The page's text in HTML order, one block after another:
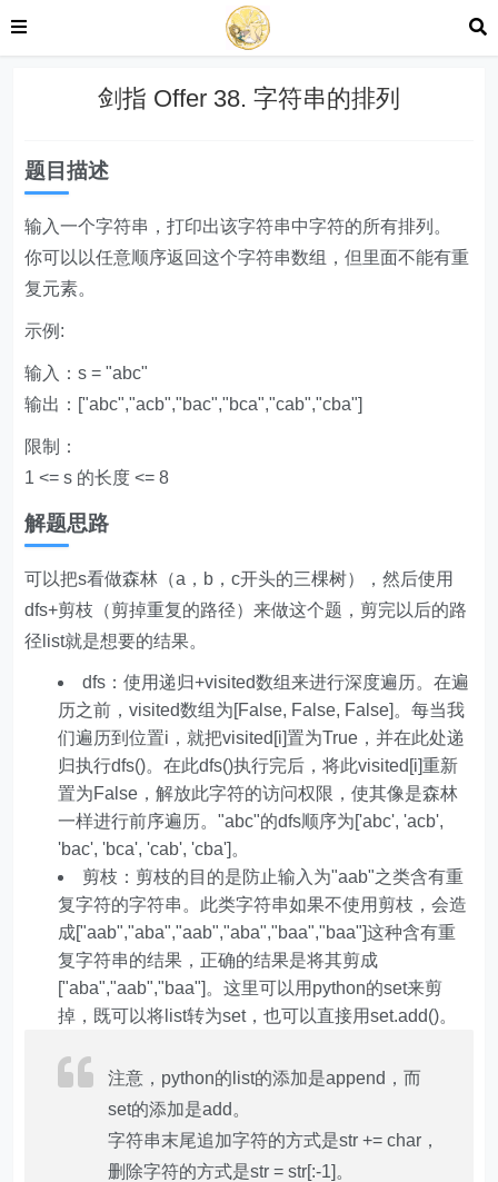
剑指 Offer 38. 字符串的排列
题目描述
输入一个字符串，打印出该字符串中字符的所有排列。
你可以以任意顺序返回这个字符串数组，但里面不能有重
复元素。
示例:
输入：s = "abc"
输出：["abc","acb","bac","bca","cab","cba"]
限制：
1 <= s 的长度 <= 8
解题思路
可以把s看做森林（a，b，c开头的三棵树），然后使用
dfs+剪枝（剪掉重复的路径）来做这个题，剪完以后的路
径list就是想要的结果。
dfs：使用递归+visited数组来进行深度遍历。在遍
历之前，visited数组为[False, False, False]。每当我
们遍历到位置i，就把visited[i]置为True，并在此处递
归执行dfs()。在此dfs()执行完后，将此visited[i]重新
置为False，解放此字符的访问权限，使其像是森林
一样进行前序遍历。"abc"的dfs顺序为['abc', 'acb',
'bac', 'bca', 'cab', 'cba']。
剪枝：剪枝的目的是防止输入为"aab"之类含有重
复字符的字符串。此类字符串如果不使用剪枝，会造
成["aab","aba","aab","aba","baa","baa"]这种含有重
复字符串的结果，正确的结果是将其剪成
["aba","aab","baa"]。这里可以用python的set来剪
掉，既可以将list转为set，也可以直接用set.add()。
注意，python的list的添加是append，而
set的添加是add。
字符串末尾追加字符的方式是str += char，
删除字符的方式是str = str[:-1]。